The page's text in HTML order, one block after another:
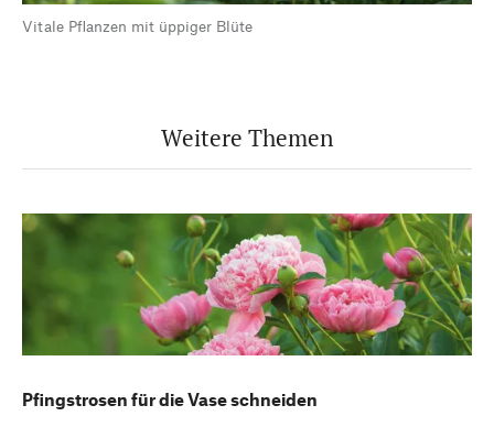
Vitale Pflanzen mit üppiger Blüte
Weitere Themen
Pfingstrosen für die Vase schneiden